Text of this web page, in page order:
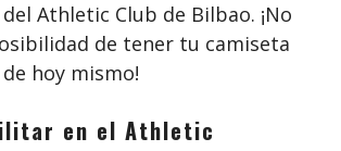
Athletic Club de Bilbao. ¡No
de tener tu camiseta
hoy mismo!
en el Athletic